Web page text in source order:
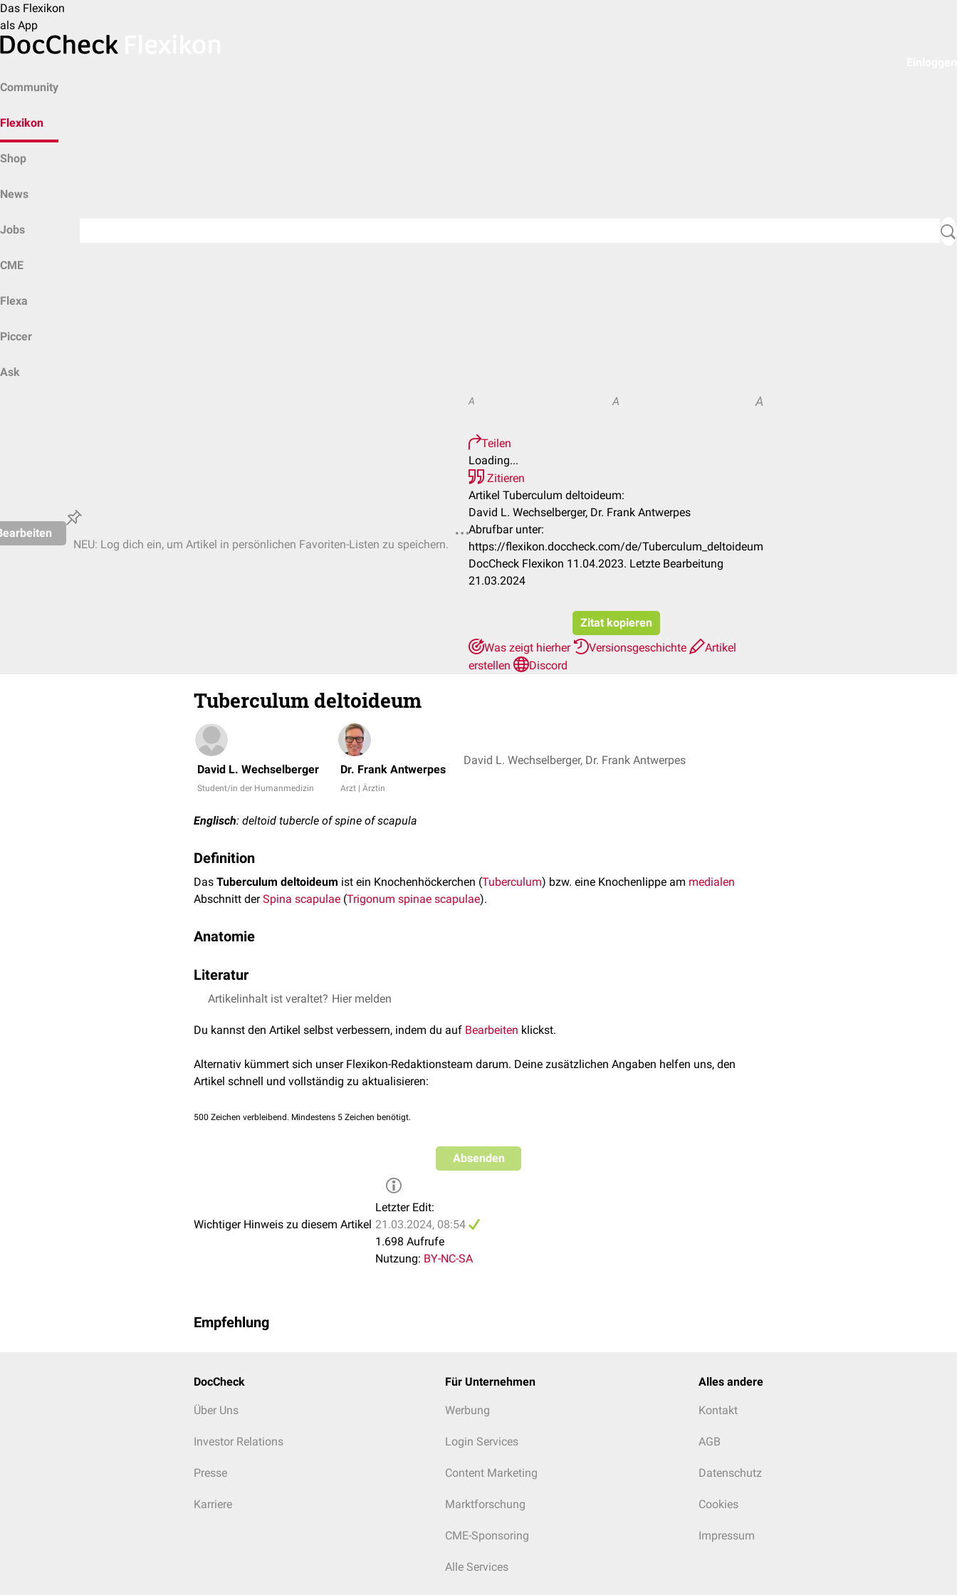
Das Flexikon
als App
Community
Flexikon
Shop
News
Jobs
CME
Flexa
Piccer
Ask
NEU: Log dich ein, um Artikel in persönlichen Favoriten-Listen zu speichern.
A A A
Teilen
Loading...
Zitieren
Artikel Tuberculum deltoideum:
David L. Wechselberger, Dr. Frank Antwerpes
Abrufbar unter:
https://flexikon.doccheck.com/de/Tuberculum_deltoideum
DocCheck Flexikon 11.04.2023. Letzte Bearbeitung
21.03.2024
Zitat kopieren
Was zeigt hierher
Versionsgeschichte
Artikel
erstellen
Discord
Tuberculum deltoideum
David L. Wechselberger
Student/in der Humanmedizin
Dr. Frank Antwerpes
Arzt | Ärztin
David L. Wechselberger, Dr. Frank Antwerpes
Englisch: deltoid tubercle of spine of scapula
Definition
Das Tuberculum deltoideum ist ein Knochenhöckerchen (Tuberculum) bzw. eine Knochenlippe am medialen
Abschnitt derSpina scapulae (Trigonum spinae scapulae).
Anatomie
Musculus trapezius
deltoideus.
Literatur
Feneis,' Bild-Lexikon der Anatomie; Georg Thieme Verlag KG, 2019
Artikelinhalt ist veraltet? Hier melden
Du kannst den Artikel selbst verbessern, indem du auf Bearbeiten klickst.
Alternativ kümmert sich unser Flexikon-Redaktionsteam darum. Deine zusätzlichen Angaben helfen uns, den
Artikel schnell und vollständig zu aktualisieren:
500 Zeichen verbleibend. Mindestens 5 Zeichen benötigt.
Absenden
Wichtiger Hinweis zu diesem Artikel
Letzter Edit:
21.03.2024, 08:54
1.698 Aufrufe
Nutzung: BY-NC-SA
Empfehlung
DocCheck
Über Uns
Investor Relations
Presse
Karriere
Für Unternehmen
Werbung
Login Services
Content Marketing
Marktforschung
CME-Sponsoring
Alle Services
Alles andere
Kontakt
AGB
Datenschutz
Cookies
Impressum